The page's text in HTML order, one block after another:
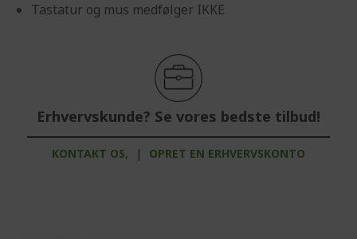
Tastatur og mus medfølger IKKE
Erhvervskunde? Se vores bedste tilbud!
KONTAKT OS, | OPRET EN ERHVERVSKONTO